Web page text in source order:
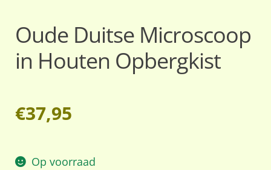
Oude Duitse Microscoop
in Houten Opbergkist
€37,95
Op voorraad